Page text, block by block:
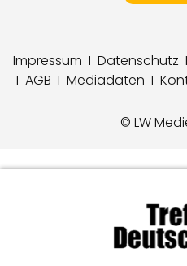
Impressum I Datenschutz I
I AGB I Mediadaten I
© LW